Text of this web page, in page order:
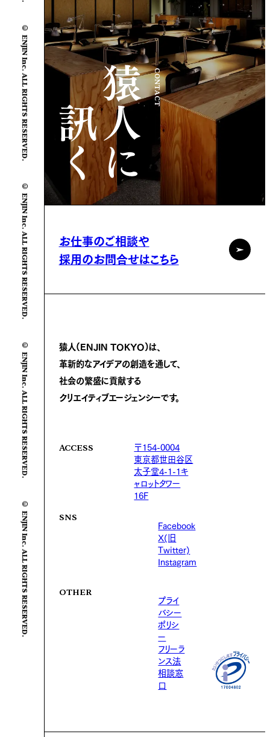
© ENJIN Inc. ALL RIGHTS RESERVED.
© ENJIN Inc. ALL RIGHTS RESERVED.
© ENJIN Inc. ALL RIGHTS RESERVED.
© ENJIN Inc. ALL RIGHTS RESERVED.
CONTACT
お仕事のご相談や
採用のお問合せはこちら
猿人(ENJIN TOKYO)は、
革新的なアイデアの創造を通して、
社会の繁盛に貢献する
クリエイティブエージェンシーです。
ACCESS
〒154-0004
東京都世田谷区
太子堂4-1-1キ
ャロットタワー
16F
SNS
Facebook
X(旧
Twitter)
Instagram
OTHER
プライ
バシー
ポリシ
ー
フリーラ
ンス法
相談窓
口